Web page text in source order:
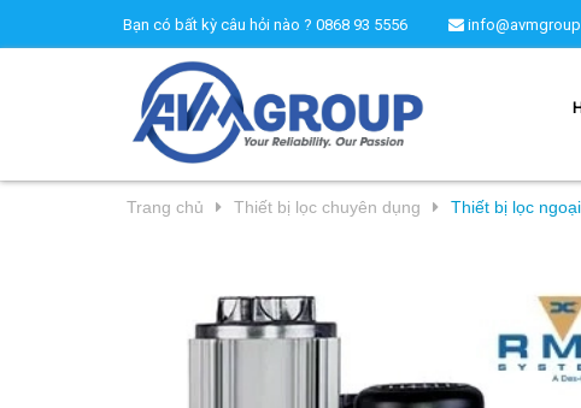
Bạn có bất kỳ câu hỏi nào ? 0868 93 5556
Trang chủ Thiết bị lọc chuyên dụng Thiết bị lọc